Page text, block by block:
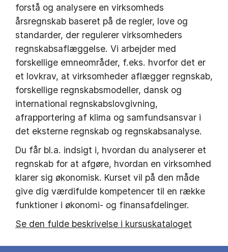
forstå og analysere en virksomheds
årsregnskab baseret på de regler, love og
standarder, der regulerer virksomheders
regnskabsaflæggelse. Vi arbejder med
forskellige emneområder, f.eks. hvorfor det er
et lovkrav, at virksomheder aflægger regnskab,
forskellige regnskabsmodeller, dansk og
international regnskabslovgivning,
afrapportering af klima og samfundsansvar i
det eksterne regnskab og regnskabsanalyse.
Du får bl.a. indsigt i, hvordan du analyserer et
regnskab for at afgøre, hvordan en virksomhed
klarer sig økonomisk. Kurset vil på den måde
give dig værdifulde kompetencer til en række
funktioner i økonomi- og finansafdelinger.
Se den fulde beskrivelse i kursuskataloget